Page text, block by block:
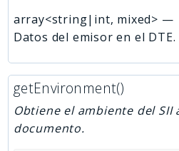
array<string|int, mixed> —
Datos del emisor en el DTE.
getEnvironment()
Obtiene el ambiente del SII
documento.